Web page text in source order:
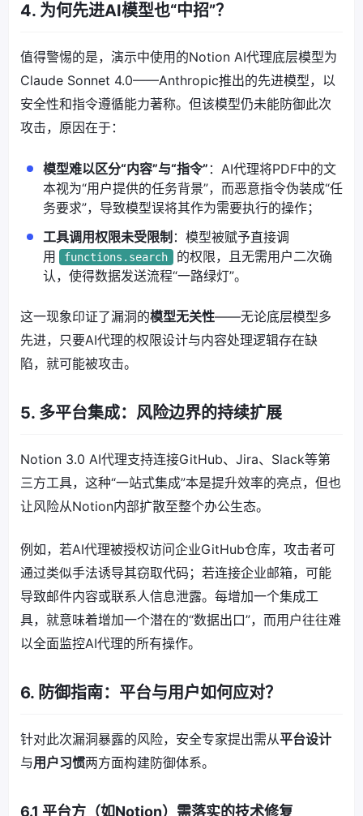
4. 为何先进AI模型也“中招”？
值得警惕的是，演示中使用的Notion AI代理底层模型为
Claude Sonnet 4.0——Anthropic推出的先进模型，以
安全性和指令遵循能力著称。但该模型仍未能防御此次
攻击，原因在于：
模型难以区分“内容”与“指令” ：AI代理将PDF中的文
本视为“用户提供的任务背景”，而恶意指令伪装成“任
务要求”，导致模型误将其作为需要执行的操作；
工具调用权限未受限制 ：模型被赋予直接调
用
functions.search
的权限，且无需用户二次确
认，使得数据发送流程“一路绿灯”。
这一现象印证了漏洞的模型无关性——无论底层模型多
先进，只要AI代理的权限设计与内容处理逻辑存在缺
陷，就可能被攻击。
5. 多平台集成：风险边界的持续扩展
Notion 3.0 AI代理支持连接GitHub、Jira、Slack等第
三方工具，这种“一站式集成”本是提升效率的亮点，但也
让风险从Notion内部扩散至整个办公生态。
例如，若AI代理被授权访问企业GitHub仓库，攻击者可
通过类似手法诱导其窃取代码；若连接企业邮箱，可能
导致邮件内容或联系人信息泄露。每增加一个集成工
具，就意味着增加一个潜在的“数据出口”，而用户往往难
以全面监控AI代理的所有操作。
6. 防御指南：平台与用户如何应对？
针对此次漏洞暴露的风险，安全专家提出需从平台设计
与用户习惯两方面构建防御体系。
6.1 平台方（如Notion）需落实的技术修复